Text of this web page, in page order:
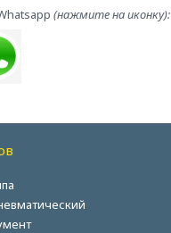
(нажмите на иконку):